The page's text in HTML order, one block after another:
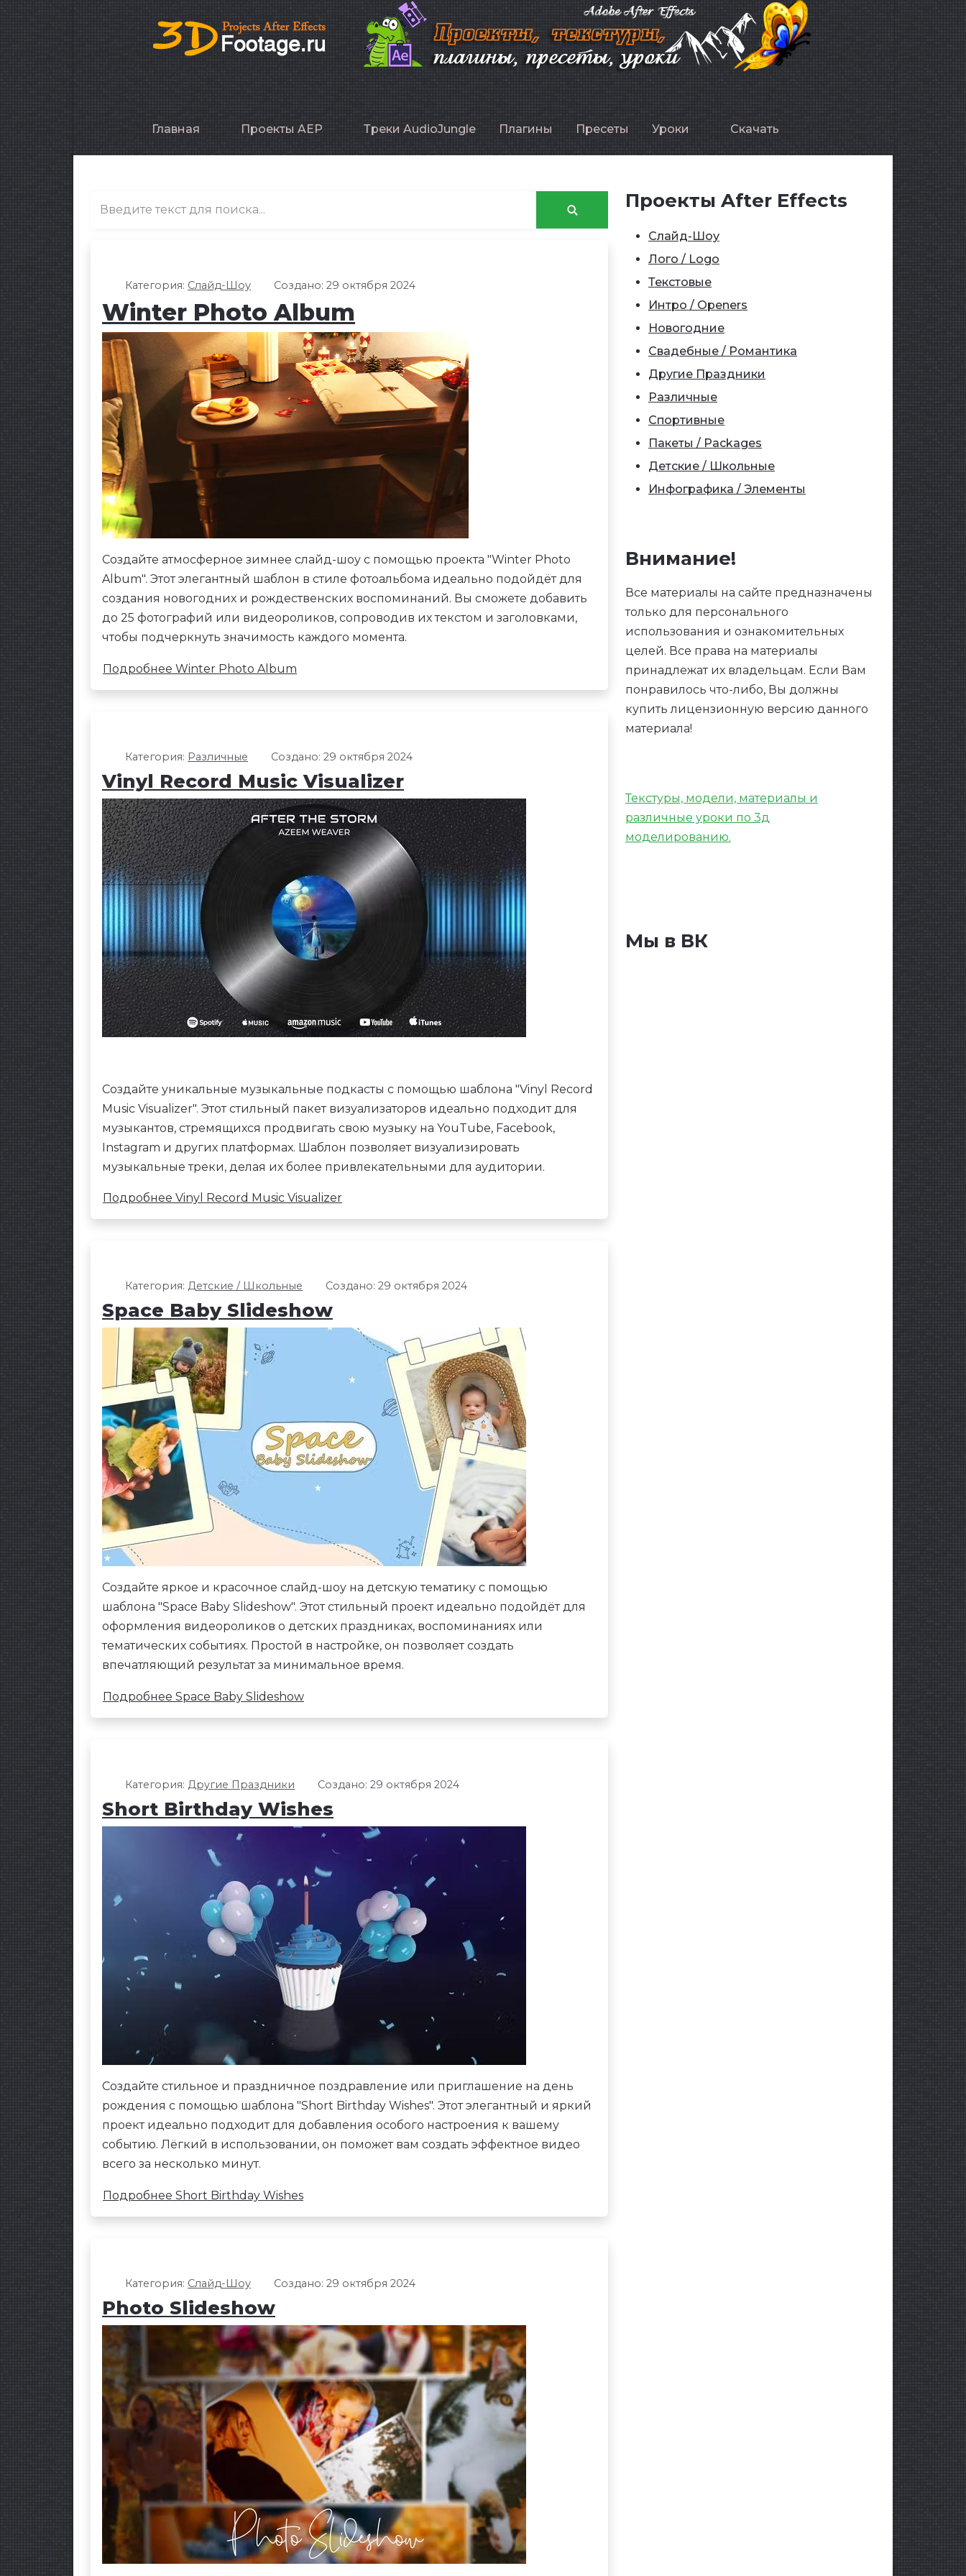
Главная Проекты AEP Треки AudioJungle Плагины Пресеты Уроки Скачать
Категория: Слайд-Шоу Создано: 29 октября 2024
Winter Photo Album
Создайте атмосферное зимнее слайд-шоу с помощью проекта "Winter Photo
Album". Этот элегантный шаблон в стиле фотоальбома идеально подойдёт для
создания новогодних и рождественских воспоминаний. Вы сможете добавить
до 25 фотографий или видеороликов, сопроводив их текстом и заголовками,
чтобы подчеркнуть значимость каждого момента.
Подробнее Winter Photo Album
Категория: Различные Создано: 29 октября 2024
Vinyl Record Music Visualizer
Создайте уникальные музыкальные подкасты с помощью шаблона "Vinyl Record
Music Visualizer". Этот стильный пакет визуализаторов идеально подходит для
музыкантов, стремящихся продвигать свою музыку на YouTube, Facebook,
Instagram и других платформах. Шаблон позволяет визуализировать
музыкальные треки, делая их более привлекательными для аудитории.
Подробнее Vinyl Record Music Visualizer
Категория: Детские / Школьные Создано: 29 октября 2024
Space Baby Slideshow
Создайте яркое и красочное слайд-шоу на детскую тематику с помощью
шаблона "Space Baby Slideshow". Этот стильный проект идеально подойдёт для
оформления видеороликов о детских праздниках, воспоминаниях или
тематических событиях. Простой в настройке, он позволяет создать
впечатляющий результат за минимальное время.
Подробнее Space Baby Slideshow
Категория: Другие Праздники Создано: 29 октября 2024
Short Birthday Wishes
Создайте стильное и праздничное поздравление или приглашение на день
рождения с помощью шаблона "Short Birthday Wishes". Этот элегантный и яркий
проект идеально подходит для добавления особого настроения к вашему
событию. Лёгкий в использовании, он поможет вам создать эффектное видео
всего за несколько минут.
Подробнее Short Birthday Wishes
Категория: Слайд-Шоу Создано: 29 октября 2024
Photo Slideshow
Проекты After Effects
Слайд-Шоу
Лого / Logo
Текстовые
Интро / Openers
Новогодние
Свадебные / Романтика
Другие Праздники
Различные
Спортивные
Пакеты / Packages
Детские / Школьные
Инфографика / Элементы
Внимание!
Все материалы на сайте предназначены
только для персонального
использования и ознакомительных
целей. Все права на материалы
принадлежат их владельцам. Если Вам
понравилось что-либо, Вы должны
купить лицензионную версию данного
материала!
Текстуры, модели, материалы и
различные уроки по 3д
моделированию.
Мы в ВК